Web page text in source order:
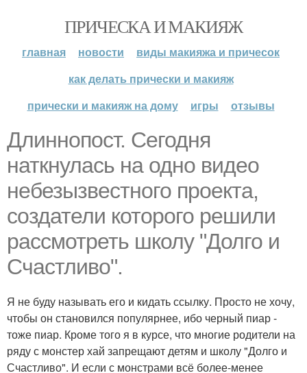
ПРИЧЕСКА И МАКИЯЖ
главная новости
виды макияжа и причесок
как делать прически и макияж
прически и макияж на дому
игры отзывы
Длиннопост. Сегодня
наткнулась на одно видео
небезызвестного проекта,
создатели которого решили
рассмотреть школу "Долго и
Счастливо".
Я не буду называть его и кидать ссылку. Просто не хочу,
чтобы он становился популярнее, ибо черный пиар -
тоже пиар. Кроме того я в курсе, что многие родители на
ряду с монстер хай запрещают детям и школу "Долго и
Счастливо". И если с монстрами всё более-менее